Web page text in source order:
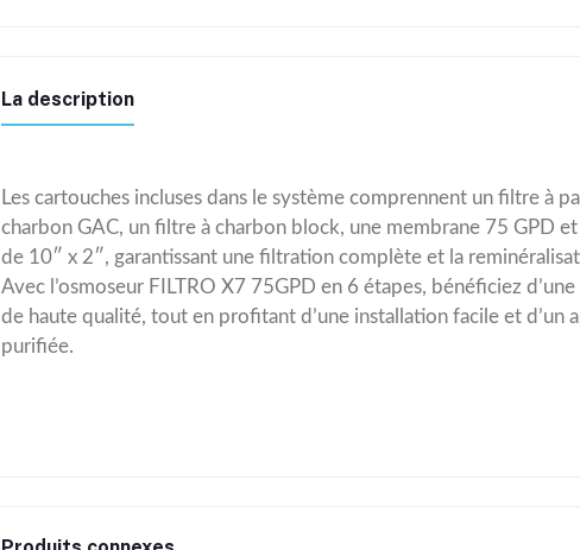
La description
Les cartouches incluses dans le système comprennent un filtre à
charbon GAC, un filtre à charbon block, une membrane 75 GPD
de 10″ x 2″, garantissant une filtration complète et la
Avec l’osmoseur FILTRO X7 75GPD en 6 étapes, bénéficiez
de haute qualité, tout en profitant d’une installation facile et d’un
purifiée.